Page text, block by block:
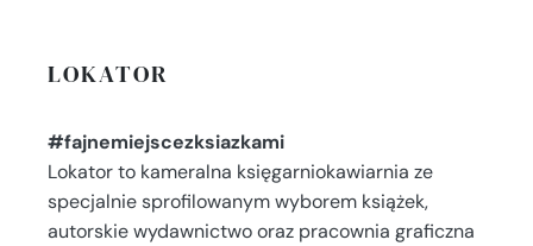
LOKATOR
#fajnemiejscezksiazkami
Lokator to kameralna księgarniokawiarnia ze
specjalnie sprofilowanym wyborem książek,
autorskie wydawnictwo oraz pracownia graficzna